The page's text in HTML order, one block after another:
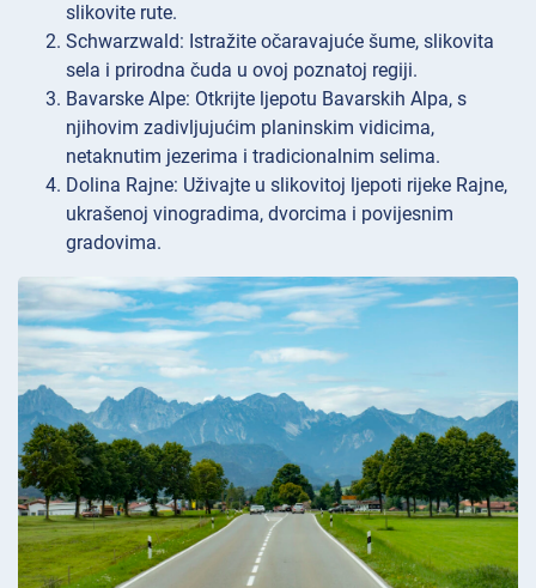
slikovite rute.
Schwarzwald: Istražite očaravajuće šume, slikovita
sela i prirodna čuda u ovoj poznatoj regiji.
Bavarske Alpe: Otkrijte ljepotu Bavarskih Alpa, s
njihovim zadivljujućim planinskim vidicima,
netaknutim jezerima i tradicionalnim selima.
Dolina Rajne: Uživajte u slikovitoj ljepoti rijeke Rajne,
ukrašenoj vinogradima, dvorcima i povijesnim
gradovima.